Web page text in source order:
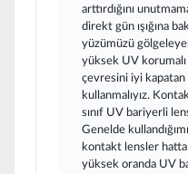
arttırdığını
direkt gün ışığına
yüzümüzü
yüksek UV
çevresini iyi
kullanmalıyız.
sınıf UV bariyerli
Genelde
kontakt lensler
yüksek oranda UV